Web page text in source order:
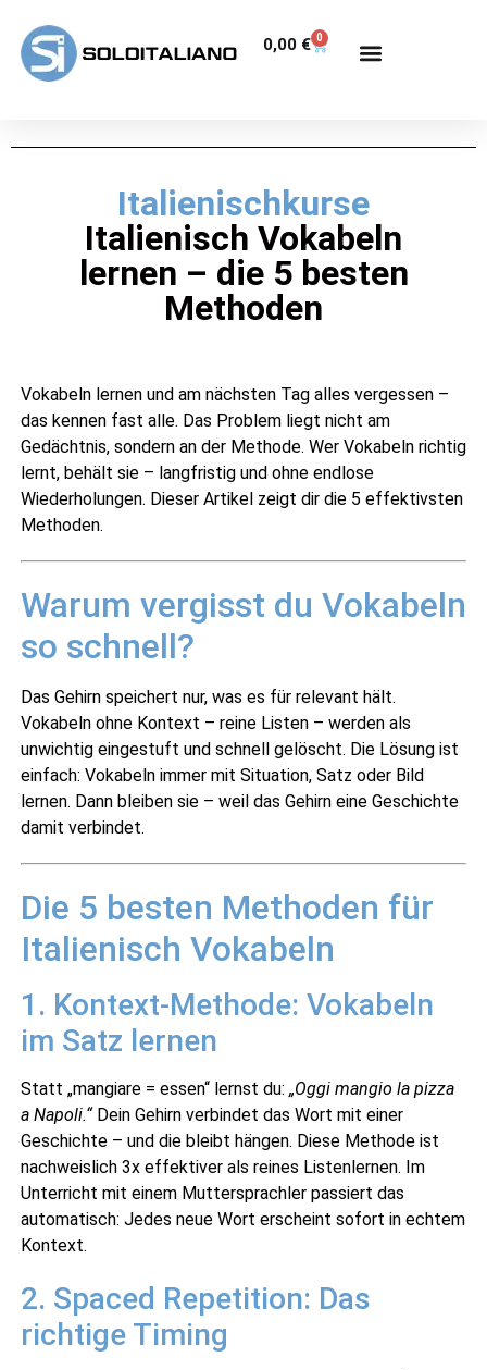
0,00 € 0
Italienischkurse
Italienisch Vokabeln
lernen – die 5 besten
Methoden
Vokabeln lernen und am nächsten Tag alles vergessen –
das kennen fast alle. Das Problem liegt nicht am
Gedächtnis, sondern an der Methode. Wer Vokabeln richtig
lernt, behält sie – langfristig und ohne endlose
Wiederholungen. Dieser Artikel zeigt dir die 5 effektivsten
Methoden.
Warum vergisst du Vokabeln
so schnell?
Das Gehirn speichert nur, was es für relevant hält.
Vokabeln ohne Kontext – reine Listen – werden als
unwichtig eingestuft und schnell gelöscht. Die Lösung ist
einfach: Vokabeln immer mit Situation, Satz oder Bild
lernen. Dann bleiben sie – weil das Gehirn eine Geschichte
damit verbindet.
Die 5 besten Methoden für
Italienisch Vokabeln
1. Kontext-Methode: Vokabeln
im Satz lernen
Statt „mangiare = essen“ lernst du: „Oggi mangio la pizza
a Napoli.“Dein Gehirn verbindet das Wort mit einer
Geschichte – und die bleibt hängen. Diese Methode ist
nachweislich 3x effektiver als reines Listenlernen. Im
Unterricht mit einem Muttersprachler passiert das
automatisch: Jedes neue Wort erscheint sofort in echtem
Kontext.
2. Spaced Repetition: Das
richtige Timing
SoloItaliano
Online